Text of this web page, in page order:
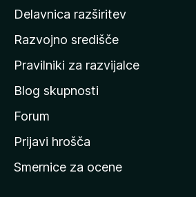
o
m
a
o
s
t
a
Delavnica razširitev
Razvojno središče
Pravilniki za razvijalce
Blog skupnosti
Forum
Prijavi hrošča
Smernice za ocene